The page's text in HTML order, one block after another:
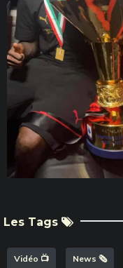
Les Tags
Vidéo 📺 News 🗞️